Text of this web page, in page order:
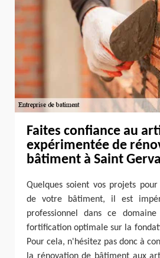
Faites confiance au
expérimentée de
bâtiment à Saint
Quelques soient vos projets
de votre bâtiment, il est
professionnel dans ce
fortification optimale sur la
Pour cela, n'hésitez pas donc à